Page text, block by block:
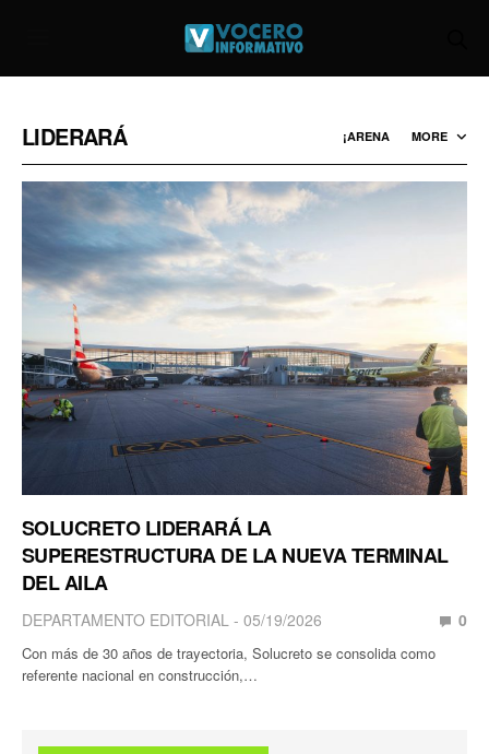
LIDERARÁ ¡ARENA MORE
SOLUCRETO LIDERARÁ LA
SUPERESTRUCTURA DE LA NUEVA TERMINAL
DEL AILA
DEPARTAMENTO EDITORIAL 05/19/2026 0
Con más de 30 años de trayectoria, Solucreto se consolida como
referente nacional en construcción,…